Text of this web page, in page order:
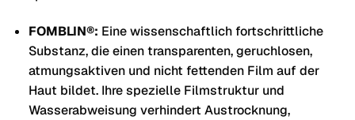
FOMBLIN®: Eine wissenschaftlich fortschrittliche
Substanz, die einen transparenten, geruchlosen,
atmungsaktiven und nicht fettenden Film auf der
Haut bildet. Ihre spezielle Filmstruktur und
Wasserabweisung verhindert Austrocknung,